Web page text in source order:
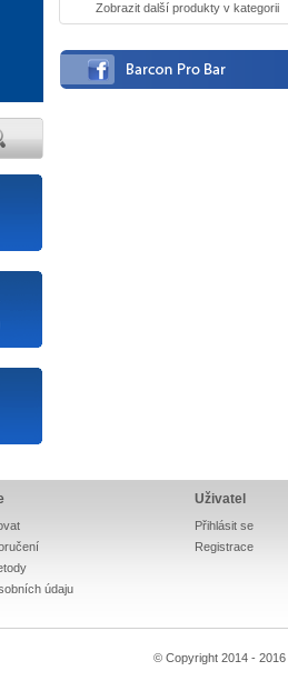
Zobrazit další produkty v kategorii
údaju
Uživatel
Přihlásit se
Registrace
© Copyright 2014 - 2016